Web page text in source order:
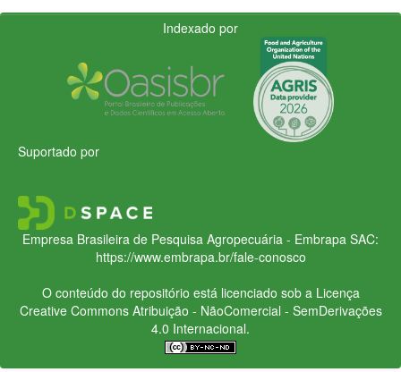
Indexado por
Suportado por
Empresa Brasileira de Pesquisa Agropecuária - Embrapa SAC:
https://www.embrapa.br/fale-conosco
O conteúdo do repositório está licenciado sob a Licença
Creative CommonsAtribuição - NãoComercial - SemDerivações
4.0 Internacional.